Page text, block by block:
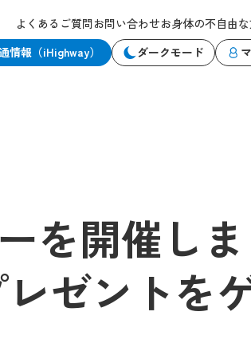
よくあるご質問お問い合わせお身体の不自由
情報（iHighway） ダークモード
を開催しま
ゼントを